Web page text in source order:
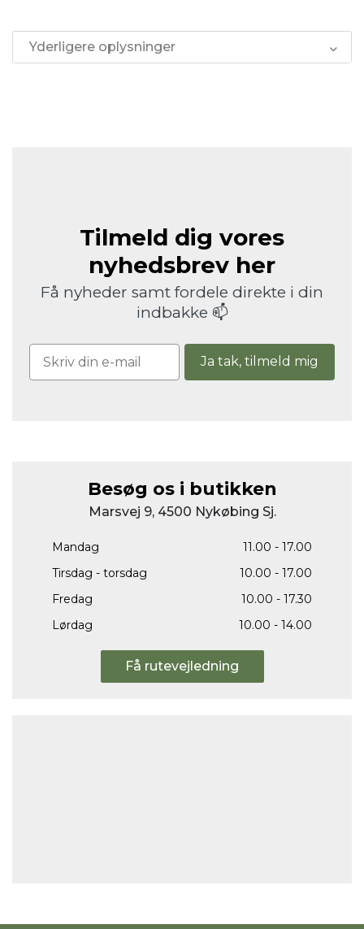
Yderligere oplysninger
Tilmeld dig vores
nyhedsbrev her
Få nyheder samt fordele direkte i din
indbakke 📫
Ja tak, tilmeld mig
Besøg os i butikken
Marsvej 9, 4500 Nykøbing Sj.
Mandag
11.00 - 17.00
Tirsdag - torsdag
10.00 - 17.00
Fredag
10.00 - 17.30
Lørdag
10.00 - 14.00
Få rutevejledning